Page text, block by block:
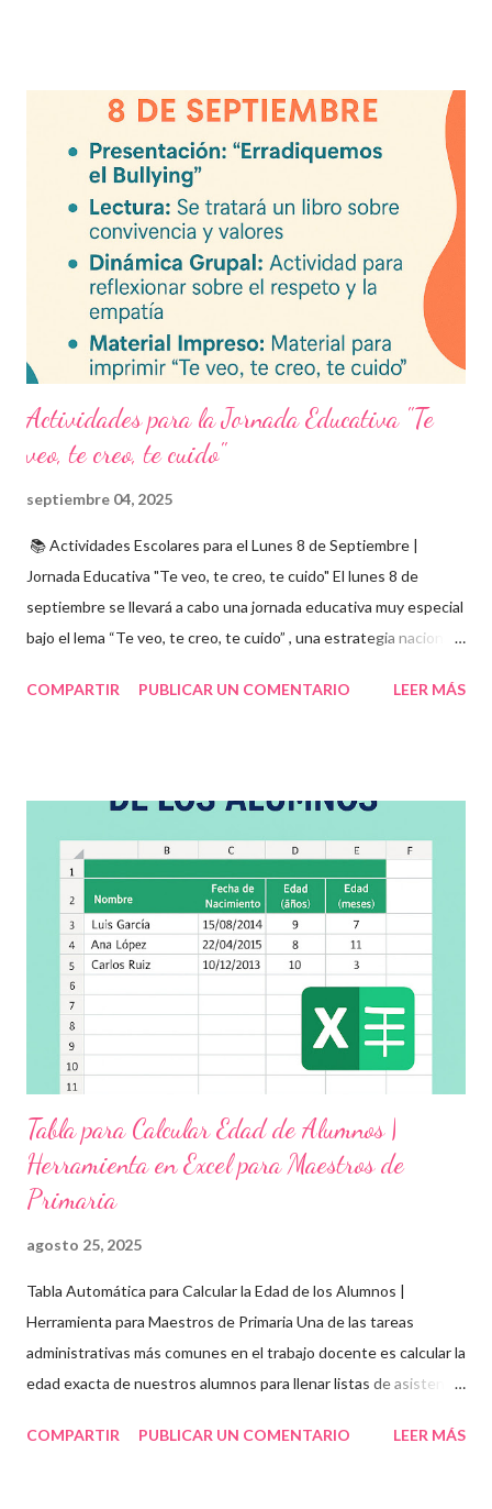
frecuentes Beneficios de utilizar estos exámenes trimestrales
Evaluaciones alineadas al programa oficial. Formato optimizado
para impresión o uso en plataformas educativas. Reactivos que
fortalecen la comprensión y el pensamiento crítico. Ideal para
formación docente y evaluación diagnóstica. Material
descargable PDF editable. Estos exámenes también pueden
integrarse en herramientas digitales pa...
Actividades para la Jornada Educativa "Te
veo, te creo, te cuido"
septiembre 04, 2025
📚 Actividades Escolares para el Lunes 8 de Septiembre |
Jornada Educativa "Te veo, te creo, te cuido" El lunes 8 de
septiembre se llevará a cabo una jornada educativa muy especial
bajo el lema “Te veo, te creo, te cuido” , una estrategia nacional
infantil , y promover la convivencia escolar armónica . Desde el
actividades educativas que podrás aplicar fácilmente en tu
grupo, desde preescolar hasta sexto grado de primaria. 🧠
Objetivos clave de la jornada Promover entornos seguros y
afectivos dentro de la comunidad escolar Sensibilizar sobre el
maltrato, acoso escolar y abuso infantil Desarrollar habilidades
como la empatía, la comunicación y el autocuidado Aplicar ...
COMPARTIR PUBLICAR UN COMENTARIO LEER MÁS
Tabla para Calcular Edad de Alumnos |
Herramienta en Excel para Maestros de
Primaria
agosto 25, 2025
Tabla Automática para Calcular la Edad de los Alumnos |
Herramienta para Maestros de Primaria Una de las tareas
administrativas más comunes en el trabajo docente es calcular la
edad exacta de nuestros alumnos para llenar listas de asistencia
ayudarte con esta tarea, te compartimos una tabla automática
COMPARTIR PUBLICAR UN COMENTARIO LEER MÁS